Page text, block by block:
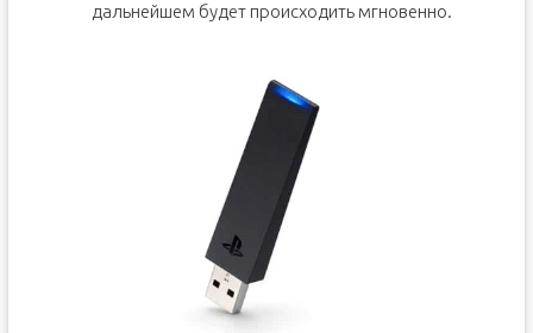
дальнейшем будет происходить мгновенно.